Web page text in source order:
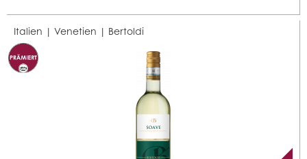
Italien | Venetien | Bertoldi